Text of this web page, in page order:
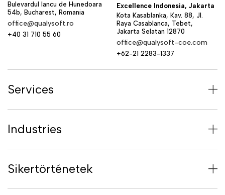
Bulevardul Iancu de Hunedoara
54b, Bucharest, Romania
office@qualysoft.ro
+40 31 710 55 60
Excellence Indonesia, Jakarta
Kota Kasablanka, Kav. 88, Jl.
Raya Casablanca, Tebet,
Jakarta Selatan 12870
office@qualysoft-coe.com
+62-21 2283-1337
Services
Industries
Sikertörténetek